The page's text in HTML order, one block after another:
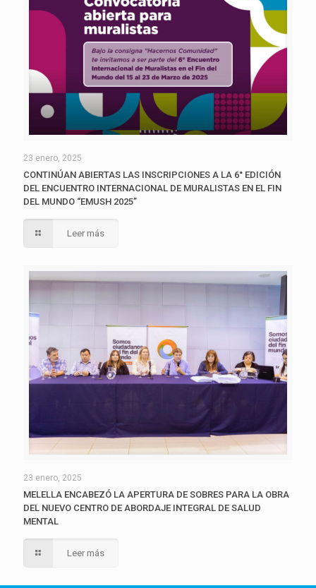
23 enero, 2025
CONTINÚAN ABIERTAS LAS INSCRIPCIONES A LA 6° EDICIÓN
DEL ENCUENTRO INTERNACIONAL DE MURALISTAS EN EL FIN
DEL MUNDO “EMUSH 2025”
Leer más
23 enero, 2025
MELELLA ENCABEZÓ LA APERTURA DE SOBRES PARA LA OBRA
DEL NUEVO CENTRO DE ABORDAJE INTEGRAL DE SALUD
MENTAL
Leer más